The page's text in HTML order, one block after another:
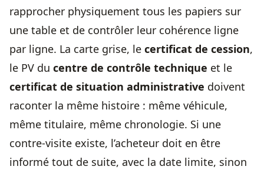
rapprocher physiquement tous les papiers sur
une table et de contrôler leur cohérence ligne
par ligne. La carte grise, le certificat de cession,
le PV du centre de contrôle technique et le
certificat de situation administrative doivent
raconter la même histoire : même véhicule,
même titulaire, même chronologie. Si une
contre-visite existe, l’acheteur doit en être
informé tout de suite, avec la date limite, sinon